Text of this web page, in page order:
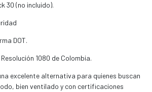
30 (no incluido).
DOT.
1080 de Colombia.
excelente alternativa para quienes buscan
bien ventilado y con certificaciones